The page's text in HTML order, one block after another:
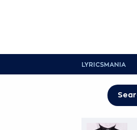
LYRICSMANIA